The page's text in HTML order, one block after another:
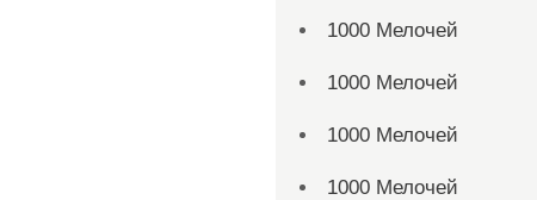
1000 Мелочей
1000 Мелочей
1000 Мелочей
1000 Мелочей